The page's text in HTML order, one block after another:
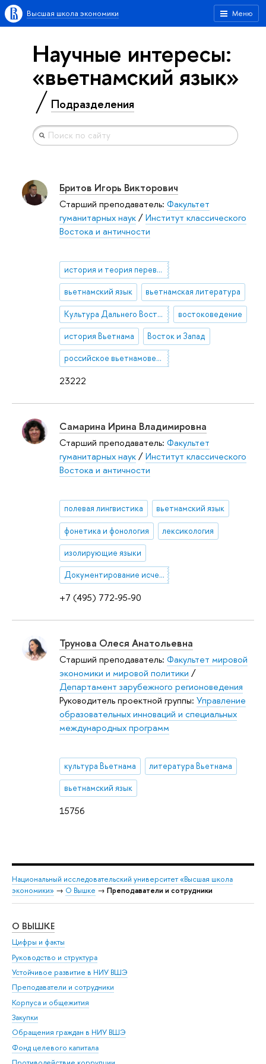
Меню
Высшая школа экономики
Научные интересы:
«вьетнамский язык»
Подразделения
23222
Бритов Игорь Викторович
Старший преподаватель: Факультет
гуманитарных наук/Институт классического
Востока и античности
история и теория перевода
вьетнамский язык вьетнамская литература
Культура Дальнего Востока востоковедение
история Вьетнама Восток и Запад
российское вьетнамоведение
+7 (495) 772-95-90
Самарина Ирина Владимировна
Старший преподаватель: Факультет
гуманитарных наук/Институт классического
Востока и античности
полевая лингвистика вьетнамский язык
фонетика и фонология лексикология
изолирующие языки
Документирование исчезающих языков
15756
Трунова Олеся Анатольевна
Старший преподаватель: Факультет мировой
экономики и мировой политики /
Департамент зарубежного регионоведения
Руководитель проектной группы: Управление
образовательных инноваций и специальных
международных программ
культура Вьетнама литература Вьетнама
вьетнамский язык
Национальный исследовательский университет «Высшая школа
экономики» → О Вышке → Преподаватели и сотрудники
О ВЫШКЕ
Цифры и факты
Руководство и структура
Устойчивое развитие в НИУ ВШЭ
Преподаватели и сотрудники
Корпуса и общежития
Закупки
Обращения граждан в НИУ ВШЭ
Фонд целевого капитала